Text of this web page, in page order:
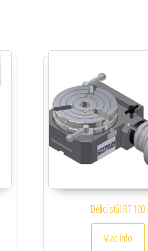
Dělicí stůl RT 100
Viac info